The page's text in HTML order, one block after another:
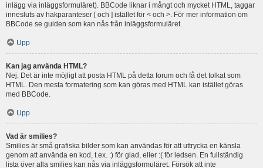
inlägg via inläggsformuläret). BBCode liknar i mångt och mycket HTML, taggar
innesluts av hakparanteser [ och ] istället för < och >. För mer information om
BBCode se guiden som kan nås från inläggsformuläret.
Upp
Kan jag använda HTML?
Nej. Det är inte möjligt att posta HTML på detta forum och få det tolkat som
HTML. Den mesta formatering som kan göras med HTML kan istället göras
med BBCode.
Upp
Vad är smilies?
Smilies är små grafiska bilder som kan användas för att uttrycka en känsla
genom att använda en kod, t.ex. :) för glad, eller :( för ledsen. En fullständig
lista över alla smilies kan nås via inläggsformuläret. Försök att inte